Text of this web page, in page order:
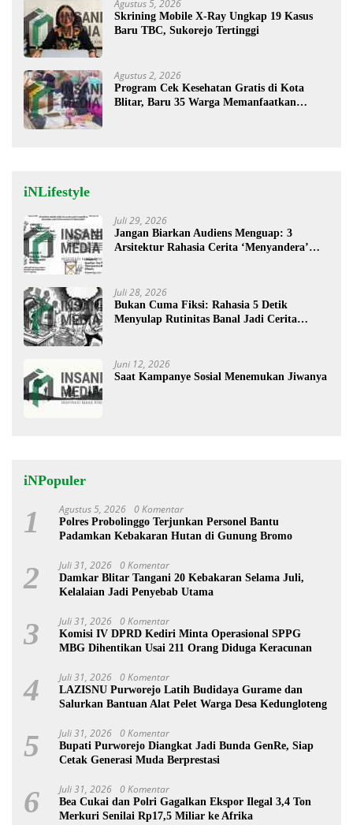
Agustus 5, 2026
Skrining Mobile X-Ray Ungkap 19 Kasus
Baru TBC, Sukorejo Tertinggi
Agustus 2, 2026
Program Cek Kesehatan Gratis di Kota
Blitar, Baru 35 Warga Memanfaatkan
iNLifestyle
Juli 29, 2026
Jangan Biarkan Audiens Menguap: 3
Arsitektur Rahasia Cerita ‘Menyandera’
Juli 28, 2026
Bukan Cuma Fiksi: Rahasia 5 Detik
Menyulap Rutinitas Banal Jadi Cerita
Juni 12, 2026
Saat Kampanye Sosial Menemukan Jiwanya
iNPopuler
1 Agustus 5, 2026 0 Komentar
Polres Probolinggo Terjunkan Personel Bantu
Padamkan Kebakaran Hutan di Gunung Bromo
2 Juli 31, 2026 0 Komentar
Damkar Blitar Tangani 20 Kebakaran Selama Juli,
Kelalaian Jadi Penyebab Utama
3 Juli 31, 2026 0 Komentar
Komisi IV DPRD Kediri Minta Operasional SPPG
MBG Dihentikan Usai 211 Orang Diduga Keracunan
4 Juli 31, 2026 0 Komentar
LAZISNU Purworejo Latih Budidaya Gurame dan
Salurkan Bantuan Alat Pelet Warga Desa Kedungloteng
5 Juli 31, 2026 0 Komentar
Bupati Purworejo Diangkat Jadi Bunda GenRe, Siap
Cetak Generasi Muda Berprestasi
6 Juli 31, 2026 0 Komentar
Bea Cukai dan Polri Gagalkan Ekspor Ilegal 3,4 Ton
Merkuri Senilai Rp17,5 Miliar ke Afrika